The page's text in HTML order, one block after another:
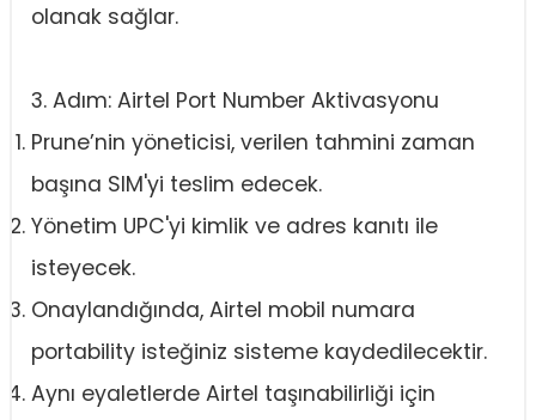
olanak sağlar.
3. Adım: Airtel Port Number Aktivasyonu
Prune’nin yöneticisi, verilen tahmini zaman
başına SIM'yi teslim edecek.
Yönetim UPC'yi kimlik ve adres kanıtı ile
isteyecek.
Onaylandığında, Airtel mobil numara
portability isteğiniz sisteme kaydedilecektir.
Aynı eyaletlerde Airtel taşınabilirliği için